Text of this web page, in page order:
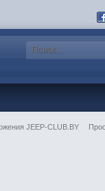
JEEP-CLUB.BY